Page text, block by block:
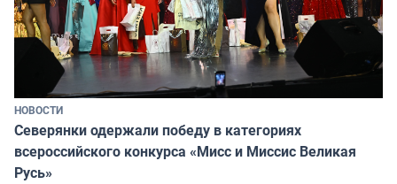
НОВОСТИ
Северянки одержали победу в категориях
всероссийского конкурса «Мисс и Миссис Великая
Русь»